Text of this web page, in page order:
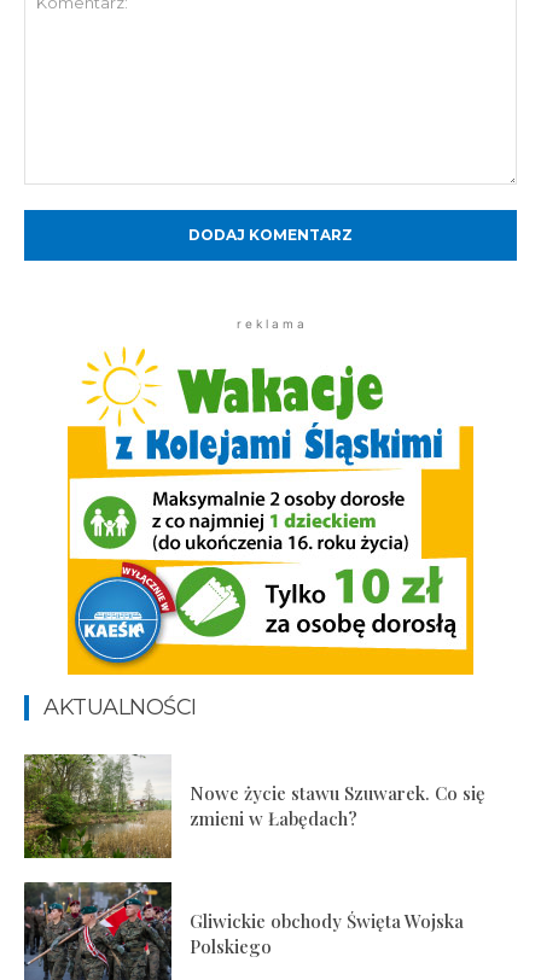
r e k l a m a
AKTUALNOŚCI
Nowe życie stawu Szuwarek. Co się
zmieni w Łabędach?
Gliwickie obchody Święta Wojska
Polskiego